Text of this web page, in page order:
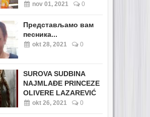
nov 01, 2021 0
Представљамо вам
песника...
okt 28, 2021 0
SUROVA SUDBINA
NAJMLAĐE PRINCEZE
OLIVERE LAZAREVIĆ
okt 26, 2021 0